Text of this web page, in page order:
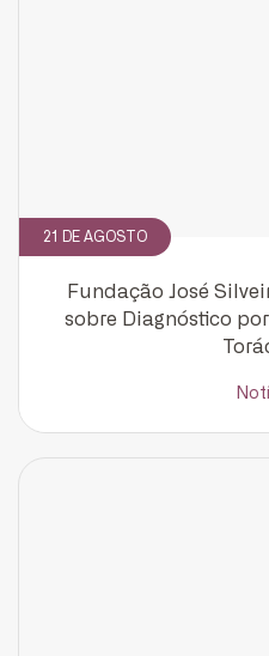
21 DE AGOSTO
Fundação José
sobre Diagnóstico